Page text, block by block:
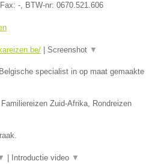
, Fax: - , BTW-nr: 0670.521.606
Screenshot ▼
specialist in op maat gemaakte
Zuid-Afrika, Rondreizen
Introductie video ▼